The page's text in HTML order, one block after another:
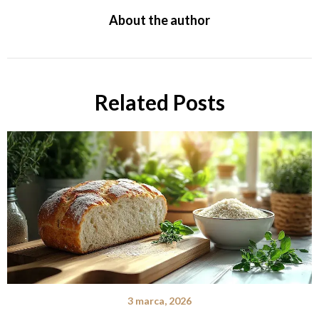
About the author
Related Posts
3 marca, 2026